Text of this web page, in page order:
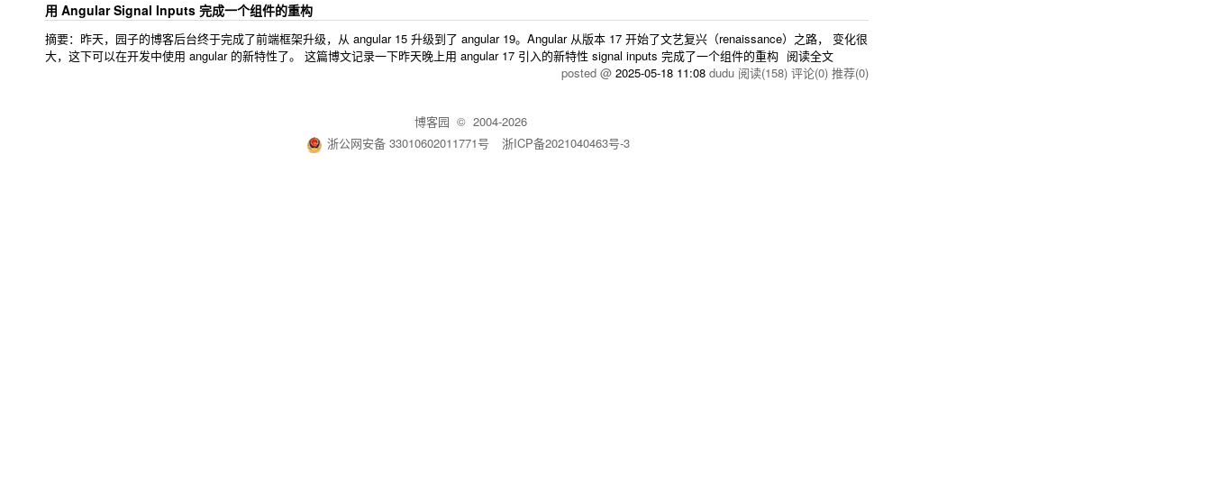
用 Angular Signal Inputs 完成一个组件的重构
摘要：昨天，园子的博客后台终于完成了前端框架升级，从 angular 15 升级到了 angular 19。Angular 从版本 17 开始了文艺复兴（renaissance）之路， 变化很
大，这下可以在开发中使用 angular 的新特性了。 这篇博文记录一下昨天晚上用 angular 17 引入的新特性 signal inputs 完成了一个组件的重构 阅读全文
posted @ 2025-05-18 11:08 dudu 阅读(158) 评论(0) 推荐(0)
博客园 © 2004-2026
浙公网安备 33010602011771号
浙ICP备2021040463号-3